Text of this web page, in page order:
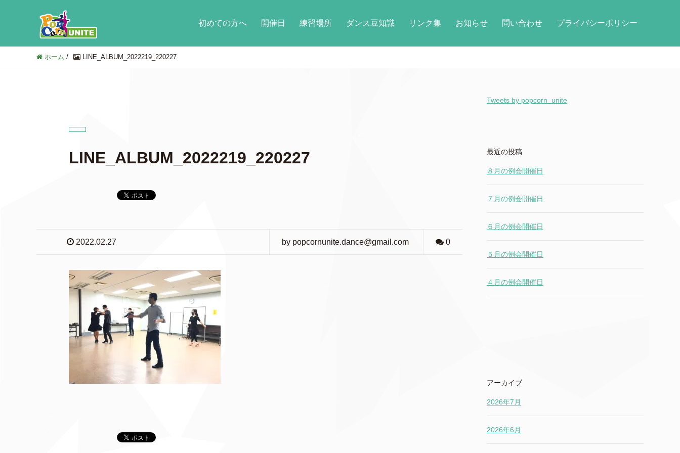
初めての方へ 開催日 練習場所 ダンス豆知識 リンク集 お知らせ 問い合わせ プライバシーポリシー
ホーム / LINE_ALBUM_2022219_220227
LINE_ALBUM_2022219_220227
2022.02.27 by popcornunite.dance@gmail.com 0
Tweets by popcorn_unite
最近の投稿
８月の例会開催日
７月の例会開催日
６月の例会開催日
５月の例会開催日
４月の例会開催日
アーカイブ
2026年7月
2026年6月